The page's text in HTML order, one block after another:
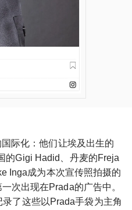
际化：他们让埃及出生的
的Gigi Hadid、丹麦的Freja
Inga成为本次宣传照拍摄的
次出现在Prada的广告中。
录了这些以Prada手袋为主角